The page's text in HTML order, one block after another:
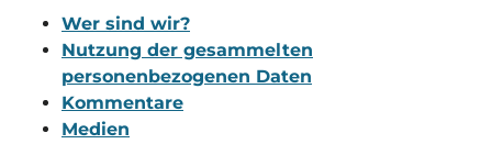
Wer sind wir?
Nutzung der gesammelten
personenbezogenen Daten
Kommentare
Medien